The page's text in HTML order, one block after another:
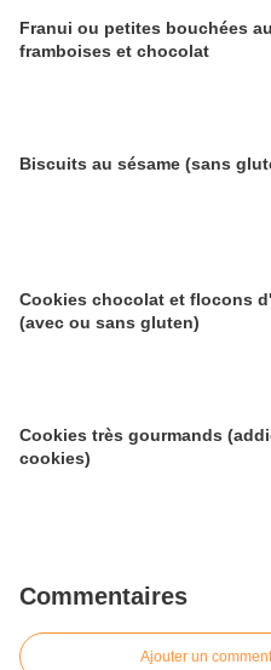
Franui ou petites bouchées
framboises et chocolat
Biscuits au sésame (sans
Cookies chocolat et flocons
(avec ou sans gluten)
Cookies très gourmands
cookies)
Commentaires
Ajouter un